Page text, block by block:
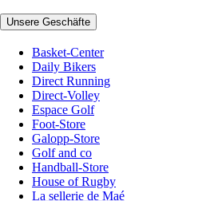
Unsere Geschäfte
Basket-Center
Daily Bikers
Direct Running
Direct-Volley
Espace Golf
Foot-Store
Galopp-Store
Golf and co
Handball-Store
House of Rugby
La sellerie de Maé